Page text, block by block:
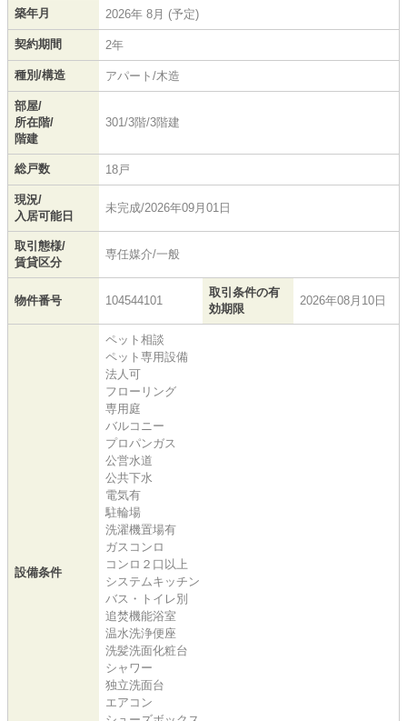
築年月 2026年 8月 (予定)
契約期間 2年
種別/構造 アパート/木造
部屋/
所在階/
階建
301/3階/3階建
総戸数 18戸
現況/
入居可能日
未完成/2026年09月01日
取引態様/
賃貸区分
専任媒介/一般
物件番号 104544101
取引条件の有
効期限
2026年08月10日
設備条件
ペット相談
ペット専用設備
法人可
フローリング
専用庭
バルコニー
プロパンガス
公営水道
公共下水
電気有
駐輪場
洗濯機置場有
ガスコンロ
コンロ２口以上
システムキッチン
バス・トイレ別
追焚機能浴室
温水洗浄便座
洗髪洗面化粧台
シャワー
独立洗面台
エアコン